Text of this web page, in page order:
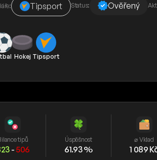
Tipsport Status: Ověřený
Hokej Tipsport
tipů
- 506
Úspěšnost
61.93 %
⌀ Vklad
1 089